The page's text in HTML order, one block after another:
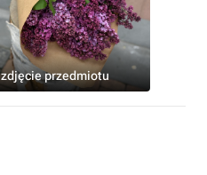
zdjęcie przedmiotu